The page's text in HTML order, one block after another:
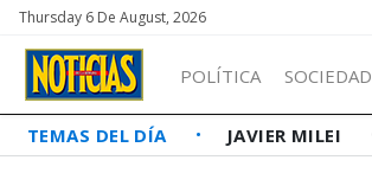
Thursday 6 De August, 2026
POLÍTICA SOCIEDAD
TEMAS DEL DÍA JAVIER MILEI